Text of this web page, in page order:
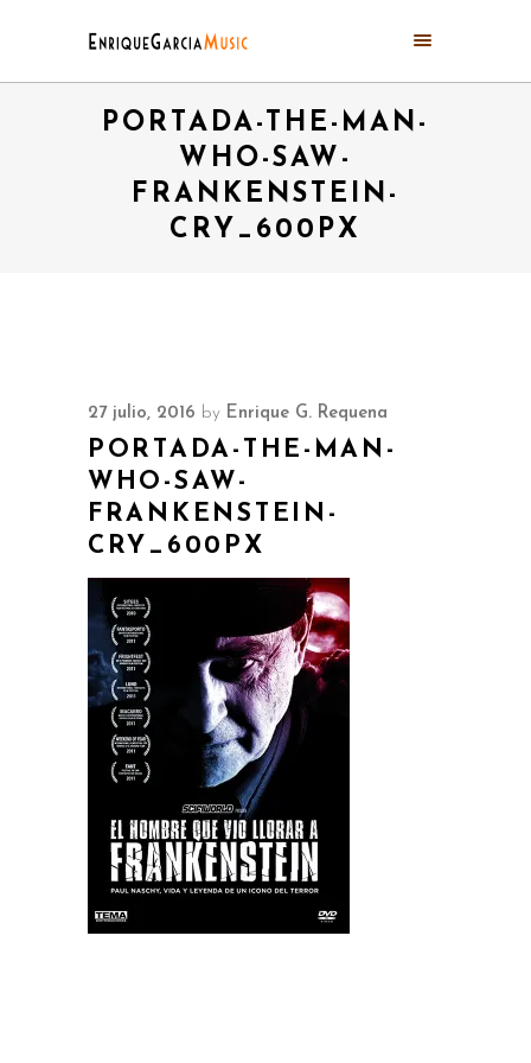
PORTADA-THE-MAN-
WHO-SAW-
FRANKENSTEIN-
CRY_600PX
27 julio, 2016 by Enrique G. Requena
PORTADA-THE-MAN-
WHO-SAW-
FRANKENSTEIN-
CRY_600PX